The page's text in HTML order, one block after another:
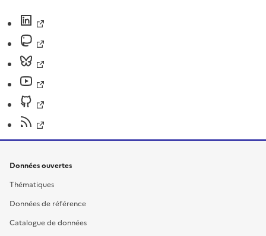
Données ouvertes
Thématiques
Données de référence
Catalogue de données